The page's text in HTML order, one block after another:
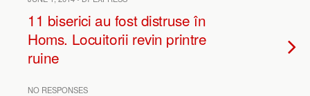
11 biserici au fost distruse în
Homs. Locuitorii revin printre
ruine
NO RESPONSES